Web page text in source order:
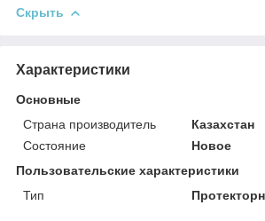
Скрыть
Характеристики
Основные
Страна производитель
Казахстан
Состояние
Новое
Пользовательские характеристики
Тип